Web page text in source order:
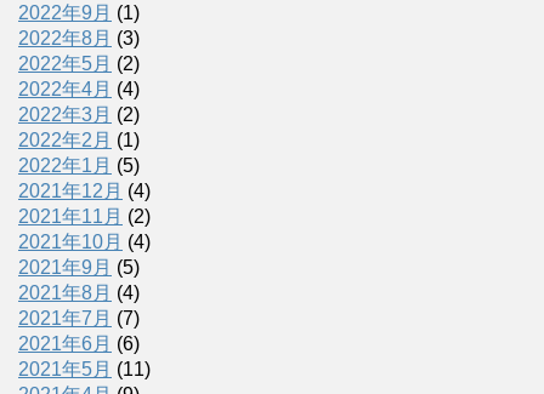
2022年9月 (1)
2022年8月 (3)
2022年5月 (2)
2022年4月 (4)
2022年3月 (2)
2022年2月 (1)
2022年1月 (5)
2021年12月 (4)
2021年11月 (2)
2021年10月 (4)
2021年9月 (5)
2021年8月 (4)
2021年7月 (7)
2021年6月 (6)
2021年5月 (11)